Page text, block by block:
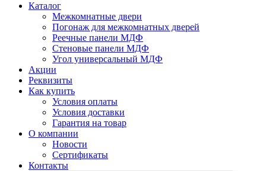
Каталог
Межкомнатные двери
Погонаж для межкомнатных дверей
Реечные панели МДФ
Стеновые панели МДФ
Угол универсальный МДФ
Акции
Реквизиты
Как купить
Условия оплаты
Условия доставки
Гарантия на товар
О компании
Новости
Сертификаты
Контакты